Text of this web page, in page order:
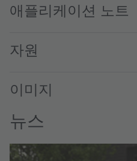
애플리케이션 노트
자원
이미지
뉴스